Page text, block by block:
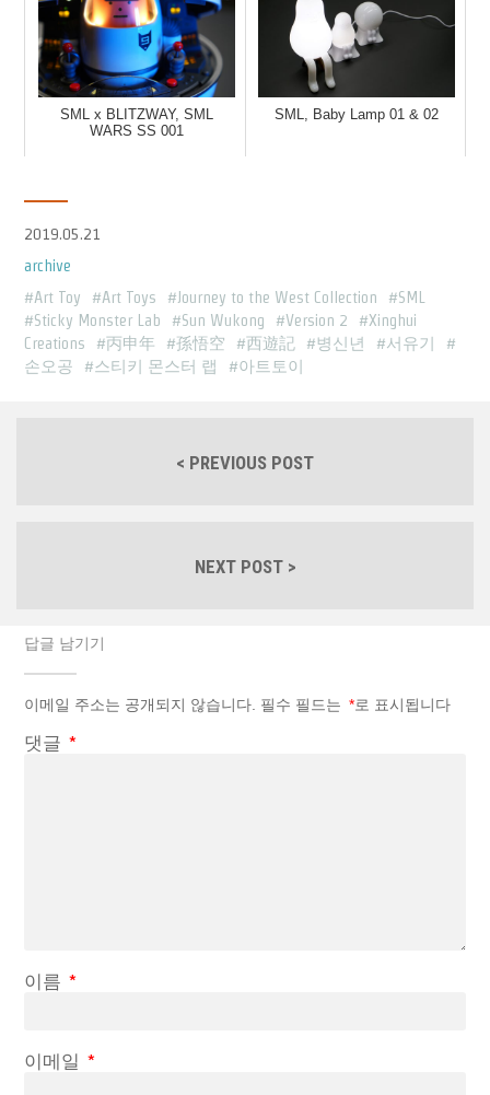
SML x BLITZWAY, SML
WARS SS 001
SML, Baby Lamp 01 & 02
2019.05.21
archive
Art Toy
Art Toys Journey to the West Collection
SML
Sticky Monster Lab
Sun Wukong Version 2
Xinghui
Creations
丙申年 孫悟空 西遊記 병신년
서유기
손오공
스티키 몬스터 랩 아트토이
< PREVIOUS POST
NEXT POST >
답글 남기기
이메일 주소는 공개되지 않습니다. 필수 필드는 *로 표시됩니다
댓글 *
이름 *
이메일 *